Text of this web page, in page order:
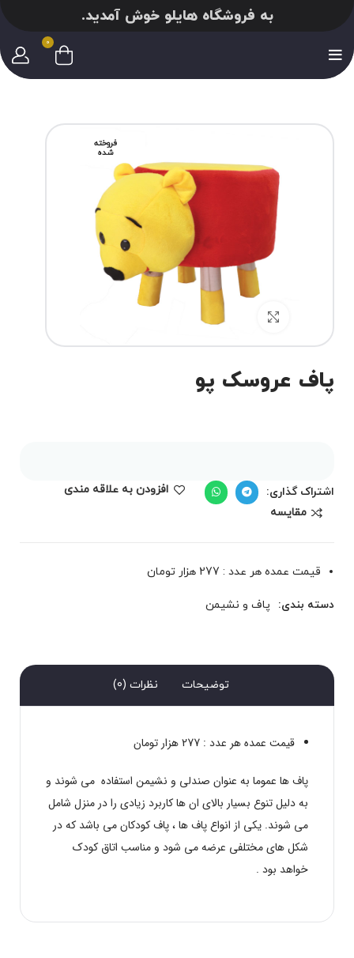
به فروشگاه هایلو خوش آمدید.
0
فروخته
شده
برای بزرگنمایی کلیک کنید
پاف عروسک پو
اشتراک گذاری:
افزودن به علاقه مندی
مقايسه
قیمت عمده هر عدد : 277 هزار تومان
دسته بندی: پاف و نشیمن
توضیحات نظرات (0)
قیمت عمده هر عدد : 277 هزار تومان
پاف ها عموما به عنوان صندلی و نشیمن استفاده می شوند و
به دلیل تنوع بسیار بالای ان ها کاربرد زیادی را در منزل شامل
می شوند. یکی از انواع پاف ها ، پاف کودکان می باشد که در
شکل های مختلفی عرضه می شود و مناسب اتاق کودک
خواهد بود .